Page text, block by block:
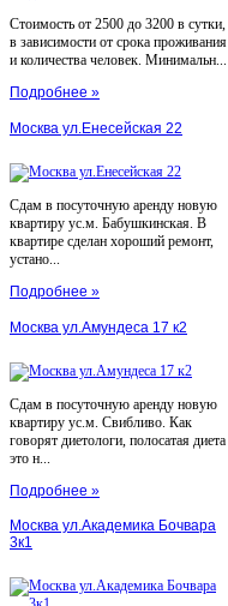
Стоимость от 2500 до 3200 в сутки,
в зависимости от срока проживания
и количества человек. Минимальн...
Подробнее »
Москва ул.Енесейская 22
Сдам в посуточную аренду новую
квартиру ус.м. Бабушкинская. В
квартире сделан хороший ремонт,
устано...
Подробнее »
Москва ул.Амундеса 17 к2
Сдам в посуточную аренду новую
квартиру ус.м. Свибливо. Как
говорят диетологи, полосатая диета
это н...
Подробнее »
Москва ул.Академика Бочвара
3к1